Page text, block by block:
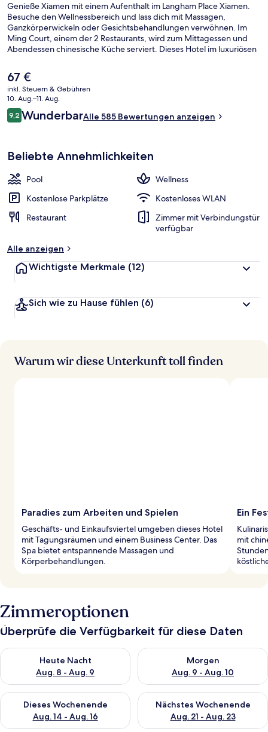
Genieße Xiamen mit einem Aufenthalt im Langham Place Xiamen.
Besuche den Wellnessbereich und lass dich mit Massagen,
Ganzkörperwickeln oder Gesichtsbehandlungen verwöhnen. Im
Ming Court, einem der 2 Restaurants, wird zum Mittagessen und
Abendessen chinesische Küche serviert. Dieses Hotel im luxuriösen
sowie einen rund um die Uhr geöffneten Fitnessbereich. Das
hilfsbereite Personal und der allgemeine Zustand erhalten tolle
Bewertungen von anderen Reisenden.
Der
aktuelle
Preis
beträgt
67 €.
67 €
inkl. Steuern & Gebühren
10. Aug.–11. Aug.
Bewertungen
9,29,2 von 10.
WunderbarAlle 585 Bewertungen anzeigen
Beliebte Annehmlichkeiten
Pool
Wellness
Kostenlose Parkplätze
Kostenloses WLAN
Restaurant
Zimmer mit Verbindungstür
verfügbar
Alle anzeigen
Wichtigste Merkmale (12)
Sich wie zu Hause fühlen (6)
Warum wir diese Unterkunft toll finden
Paradies zum Arbeiten und Spielen
Geschäfts- und Einkaufsviertel umgeben dieses Hotel
mit Tagungsräumen und einem Business Center. Das
Spa bietet entspannende Massagen und
Körperbehandlungen.
Ein
mit
Zimmeroptionen
Überprüfe die Verfügbarkeit für diese Daten
Heute Nacht
Aug. 8 - Aug. 9
Überprüfe die Verfügbarkeit für heute Nacht, Aug. 8 - Aug. 9.
Morgen
Aug. 9 - Aug. 10
Überprüfe die Verfügbarkeit
Dieses Wochenende
Aug. 14 - Aug. 16
Überprüfe die Verfügbarkeit für dieses Wochenende, Aug. 14
Nächstes Wochenende
Aug. 21 - Aug. 23
Überprüfe die Verfügbarkeit